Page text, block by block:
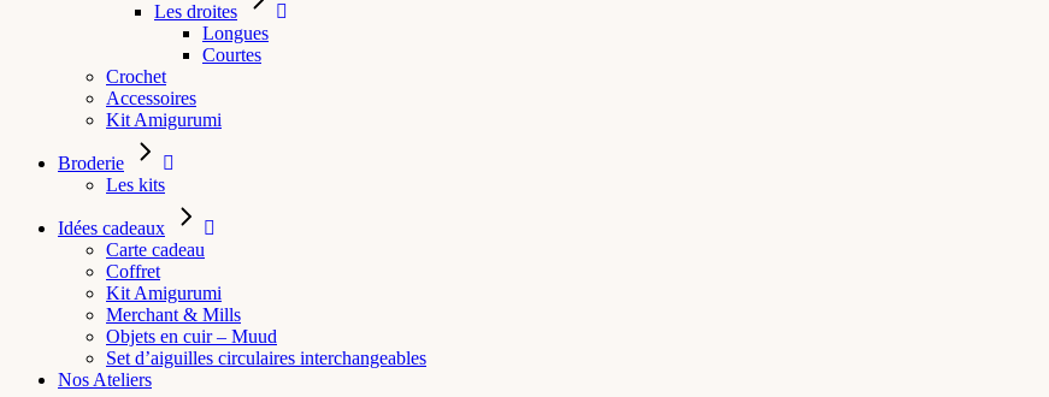
Les droites
Longues
Courtes
Crochet
Accessoires
Kit Amigurumi
Broderie
Les kits
Idées cadeaux
Carte cadeau
Coffret
Kit Amigurumi
Merchant & Mills
Objets en cuir – Muud
Set d’aiguilles circulaires interchangeables
Nos Ateliers